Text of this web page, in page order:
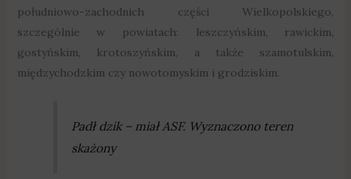
południowo-zachodnich części Wielkopolskiego,
szczególnie w powiatach: leszczyńskim, rawickim,
gostyńskim, krotoszyńskim, a także szamotulskim,
międzychodzkim czy nowotomyskim i grodziskim.
Padł dzik – miał ASF. Wyznaczono teren
skażony